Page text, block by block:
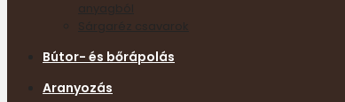
Sárgaréz csavarok
Bútor- és bőrápolás
Aranyozás